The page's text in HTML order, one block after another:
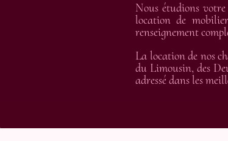
Nous étudions
location de
renseignement
La location de nos
du Limousin, des
adressé dans les